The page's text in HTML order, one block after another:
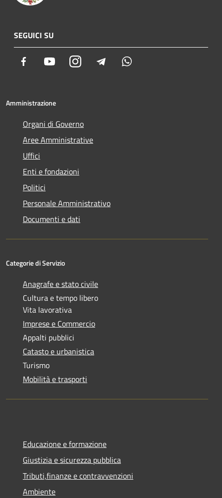
SEGUICI SU
Facebook YoutubeInstagram Telegram
Amministrazione
Organi di Governo
Aree Amministrative
Uffici
Enti e fondazioni
Politici
Personale Amministrativo
Documenti e dati
Categorie di Servizio
Anagrafe e stato civile
Cultura e tempo libero
Vita lavorativa
Imprese e Commercio
Appalti pubblici
Catasto e urbanistica
Turismo
Mobilità e trasporti
Educazione e formazione
Giustizia e sicurezza pubblica
Tributi,finanze e contravvenzioni
Ambiente